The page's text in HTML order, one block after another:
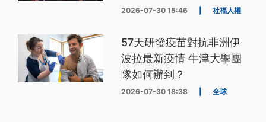
2026-07-30 15:46 社福人權
57天研發疫苗對抗非洲伊
波拉最新疫情 牛津大學團
隊如何辦到？
2026-07-30 18:38 全球